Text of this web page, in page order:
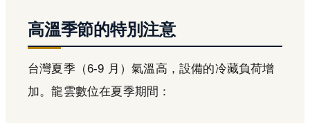
高溫季節的特別注意
台灣夏季（6-9 月）氣溫高，設備的冷藏負荷增
加。龍雲數位在夏季期間：